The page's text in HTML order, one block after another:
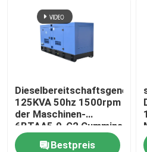
Anhänger-Dieselgenerator
125KVA 50hz 1500rpm
der Maschinen-
6BTAA5.9-G2 Cummins
Bestpreis